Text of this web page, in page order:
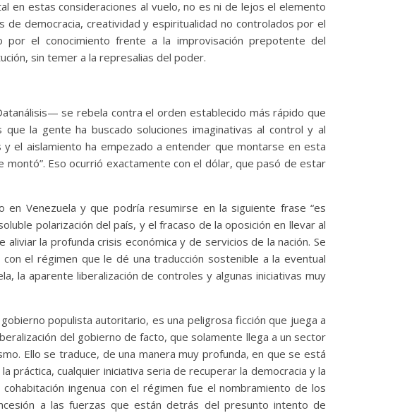
en estas consideraciones al vuelo, no es ni de lejos el elemento
democracia, creatividad y espiritualidad no controlados por el
por el conocimiento frente a la improvisación prepotente del
sin temer a la represalias del poder.
se rebela contra el orden establecido más rápido que
la gente ha buscado soluciones imaginativas al control y al
el aislamiento ha empezado a entender que montarse en esta
Eso ocurrió exactamente con el dólar, que pasó de estar
Venezuela y que podría resumirse en la siguiente frase “es
polarización del país, y el fracaso de la oposición en llevar al
la profunda crisis económica y de servicios de la nación. Se
el régimen que le dé una traducción sostenible a la eventual
la aparente liberalización de controles y algunas iniciativas muy
populista autoritario, es una peligrosa ficción que juega a
del gobierno de facto, que solamente llega a un sector
Ello se traduce, de una manera muy profunda, en que se está
práctica, cualquier iniciativa seria de recuperar la democracia y la
ingenua con el régimen fue el nombramiento de los
a las fuerzas que están detrás del presunto intento de